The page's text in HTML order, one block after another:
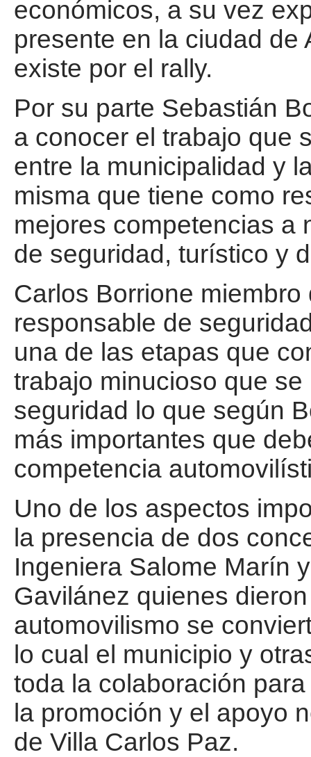
económicos, a su vez
presente en la ciudad de
existe por el rally.
Por su parte Sebastián
a conocer el trabajo que
entre la municipalidad y
misma que tiene como
mejores competencias a
de seguridad, turístico y
Carlos Borrione
responsable de
una de las etapas que
trabajo minucioso que
seguridad lo que según
más importantes que
competencia
Uno de los aspectos
la presencia de dos
Ingeniera Salome Marín
Gavilánez quienes
automovilismo se
lo cual el municipio y
toda la colaboración
la promoción y el apoyo
de Villa Carlos Paz.